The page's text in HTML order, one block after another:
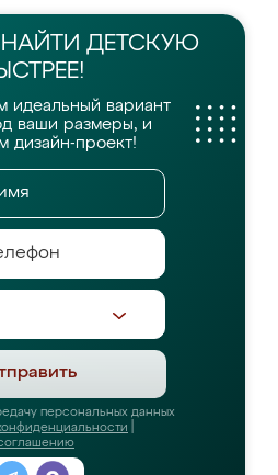
ДЕТСКУЮ
идеальный вариант
ваши размеры, и
дизайн-проект!
персональных данных